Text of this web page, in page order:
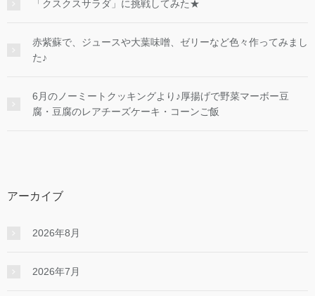
「クスクスサラダ」に挑戦してみた★
赤紫蘇で、ジュースや大葉味噌、ゼリーなど色々作ってみまし
た♪
6月のノーミートクッキングより♪厚揚げで野菜マーボー豆
腐・豆腐のレアチーズケーキ・コーンご飯
アーカイブ
2026年8月
2026年7月